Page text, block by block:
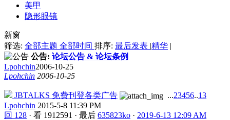
美甲
隐形眼镜
新窗
筛选: 全部主题 全部时间 排序: 最后发表 |精华 |
公告: 论坛公告 & 论坛条例
Lpohchin2006-10-25
Lpohchin 2006-10-25
JBTALKS 免费刊登各类广告 ...23456..13
Lpohchin 2015-5-8 11:39 PM
回 128 · 看 1912591 · 最后 635823ko · 2019-6-13 12:09 AM